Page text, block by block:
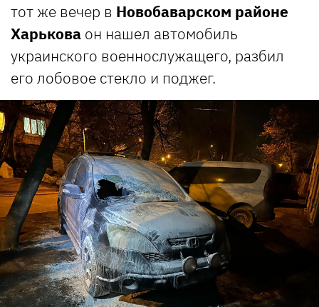
тот же вечер в Новобаварском районе
Харькова он нашел автомобиль
украинского военнослужащего, разбил
его лобовое стекло и поджег.